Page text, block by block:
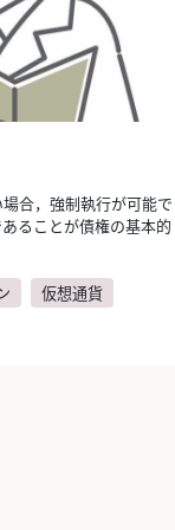
合，強制執行が可能で
ることが債権の基本的
仮想通貨